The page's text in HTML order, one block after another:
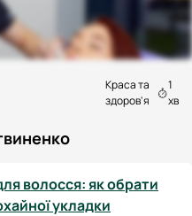
Краса та
здоров'я
1
хв
волосся: як обрати
укладки